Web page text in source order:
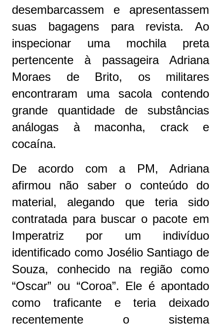
desembarcassem e apresentassem
suas bagagens para revista. Ao
inspecionar uma mochila preta
pertencente à passageira Adriana
Moraes de Brito, os militares
encontraram uma sacola contendo
grande quantidade de substâncias
análogas à maconha, crack e
cocaína.
De acordo com a PM, Adriana
afirmou não saber o conteúdo do
material, alegando que teria sido
contratada para buscar o pacote em
Imperatriz por um indivíduo
identificado como Josélio Santiago de
Souza, conhecido na região como
“Oscar” ou “Coroa”. Ele é apontado
como traficante e teria deixado
recentemente o sistema